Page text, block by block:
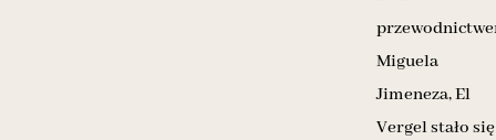
Miguela
Jimeneza, El
Vergel stało się